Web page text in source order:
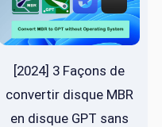
[2024] 3 Façons de
convertir disque MBR
en disque GPT sans